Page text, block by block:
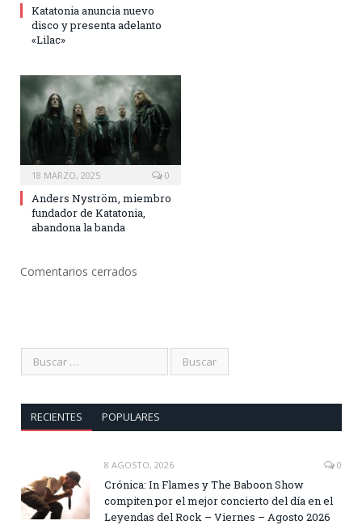
Katatonia anuncia nuevo
disco y presenta adelanto
«Lilac»
18 MARZO, 2025 0
Anders Nyström, miembro
fundador de Katatonia,
abandona la banda
Comentarios cerrados
RECIENTES POPULARES
8 AGOSTO, 2026 0
Crónica: In Flames y The Baboon Show
compiten por el mejor concierto del día en el
Leyendas del Rock – Viernes – Agosto 2026